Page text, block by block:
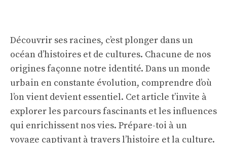
Découvrir ses racines, c’est plonger dans un
océan d’histoires et de cultures. Chacune de nos
origines façonne notre identité. Dans un monde
urbain en constante évolution, comprendre d’où
l’on vient devient essentiel. Cet article t’invite à
explorer les parcours fascinants et les influences
qui enrichissent nos vies. Prépare-toi à un
voyage captivant à travers l’histoire et la culture.